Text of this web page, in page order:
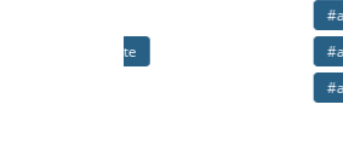
#adulto difícil de se lidar